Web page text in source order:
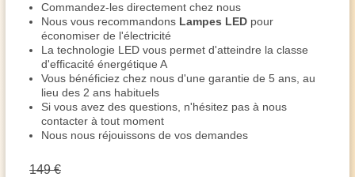
Commandez-les directement chez nous
Nous vous recommandons Lampes LED pour
économiser de l'électricité
La technologie LED vous permet d'atteindre la classe
d'efficacité énergétique A
Vous bénéficiez chez nous d'une garantie de 5 ans, au
lieu des 2 ans habituels
Si vous avez des questions, n'hésitez pas à nous
contacter à tout moment
Nous nous réjouissons de vos demandes
149 €